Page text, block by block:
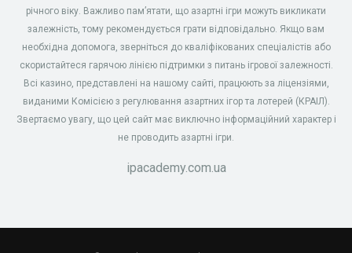
ipacademy.com.ua
річного віку. Важливо пам’ятати, що азартні ігри можуть викликати
залежність, тому рекомендується грати відповідально. Якщо вам
необхідна допомога, зверніться до кваліфікованих спеціалістів або
скористайтеся гарячою лінією підтримки з питань ігрової залежності.
Всі казино, представлені на нашому сайті, працюють за ліцензіями,
виданими Комісією з регулювання азартних ігор та лотерей (КРАІЛ).
Звертаємо увагу, що цей сайт має виключно інформаційний характер і
не проводить азартні ігри.